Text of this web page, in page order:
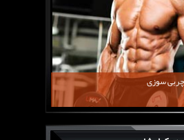
سوزی
جامع برای افزایش قد
گوشتی